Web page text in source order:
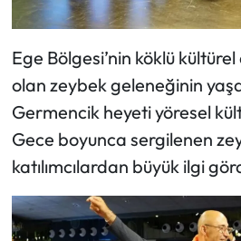
Ege Bölgesi’nin köklü
olan zeybek geleneğinin
Germencik heyeti yöresel
Gece boyunca sergilenen
katılımcılardan büyük ilgi